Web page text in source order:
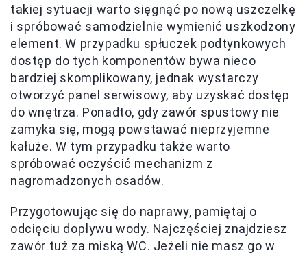
takiej sytuacji warto sięgnąć po nową uszczelkę
i spróbować samodzielnie wymienić uszkodzony
element. W przypadku spłuczek podtynkowych
dostęp do tych komponentów bywa nieco
bardziej skomplikowany, jednak wystarczy
otworzyć panel serwisowy, aby uzyskać dostęp
do wnętrza. Ponadto, gdy zawór spustowy nie
zamyka się, mogą powstawać nieprzyjemne
kałuże. W tym przypadku także warto
spróbować oczyścić mechanizm z
nagromadzonych osadów.
Przygotowując się do naprawy, pamiętaj o
odcięciu dopływu wody. Najczęściej znajdziesz
zawór tuż za miską WC. Jeżeli nie masz go w